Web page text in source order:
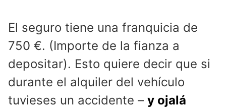
El seguro tiene una franquicia de
750 €. (Importe de la fianza a
depositar). Esto quiere decir que si
durante el alquiler del vehículo
tuvieses un accidente – y ojalá